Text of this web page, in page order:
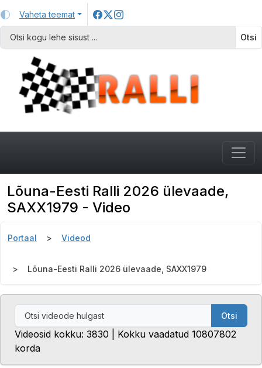
Vaheta teemat
Otsi
Lõuna-Eesti Ralli 2026 ülevaade,
SAXX1979 - Video
Portaal Videod
Lõuna-Eesti Ralli 2026 ülevaade, SAXX1979
Otsi
Videosid kokku: 3830 | Kokku vaadatud 10807802
korda